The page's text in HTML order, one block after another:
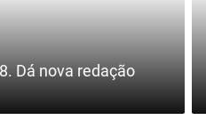
Dá nova redação